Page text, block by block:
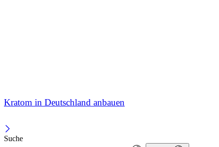
Kratom in Deutschland anbauen
Suche